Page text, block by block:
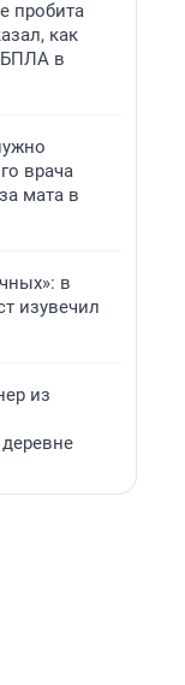
пробита
как
БПЛА в
врача
мата в
в
изувечил
из